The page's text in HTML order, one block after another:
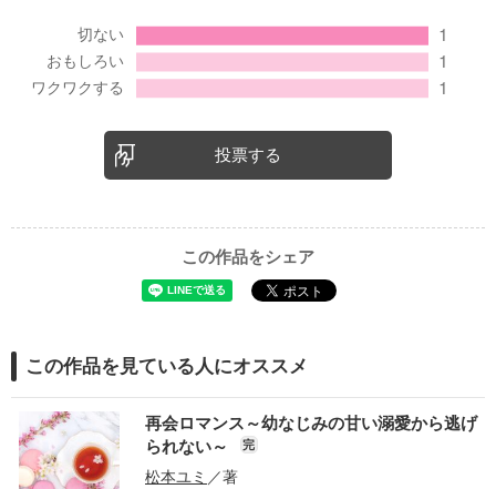
投票する
この作品をシェア
この作品を見ている人にオススメ
再会ロマンス～幼なじみの甘い溺愛から逃げ
られない～
完
松本ユミ ／著